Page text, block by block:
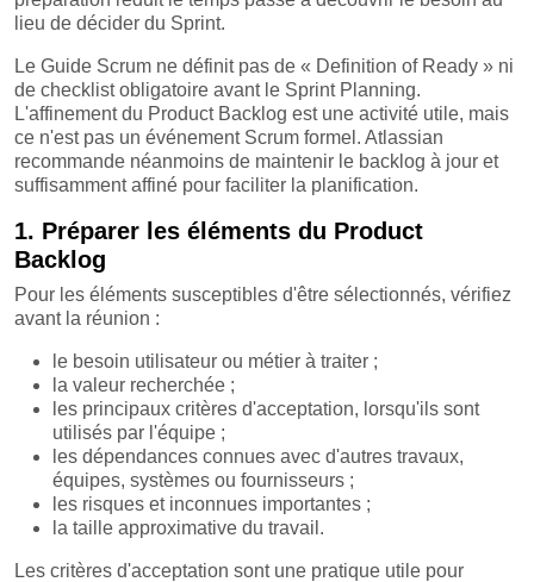
lieu de décider du Sprint.
Le Guide Scrum ne définit pas de « Definition of Ready » ni
de checklist obligatoire avant le Sprint Planning.
L'affinement du Product Backlog est une activité utile, mais
ce n'est pas un événement Scrum formel. Atlassian
recommande néanmoins de maintenir le backlog à jour et
suffisamment affiné pour faciliter la planification.
1. Préparer les éléments du Product
Backlog
Pour les éléments susceptibles d'être sélectionnés, vérifiez
avant la réunion :
le besoin utilisateur ou métier à traiter ;
la valeur recherchée ;
les principaux critères d'acceptation, lorsqu'ils sont
utilisés par l'équipe ;
les dépendances connues avec d'autres travaux,
équipes, systèmes ou fournisseurs ;
les risques et inconnues importantes ;
la taille approximative du travail.
Les critères d'acceptation sont une pratique utile pour